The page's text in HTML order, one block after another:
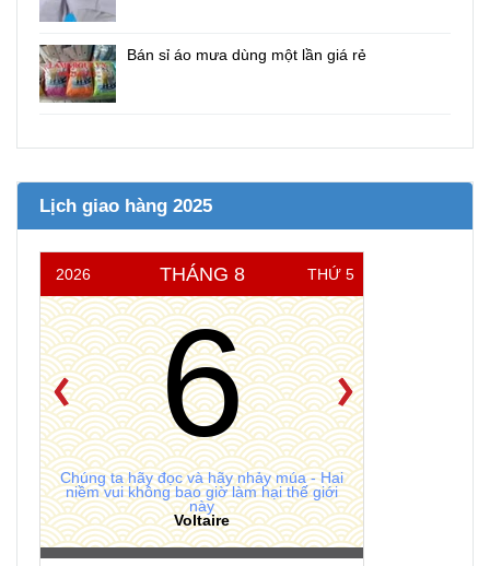
Bán sỉ áo mưa dùng một lần giá rẻ
Lịch giao hàng 2025
2026 THÁNG 8 THỨ 5
6
Chúng ta hãy đọc và hãy nhảy múa - Hai
niềm vui không bao giờ làm hại thế giới
này
Voltaire